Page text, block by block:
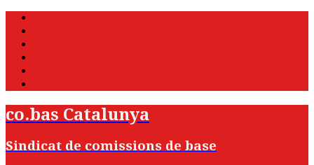
co.bas Catalunya
Sindicat de comissions de base